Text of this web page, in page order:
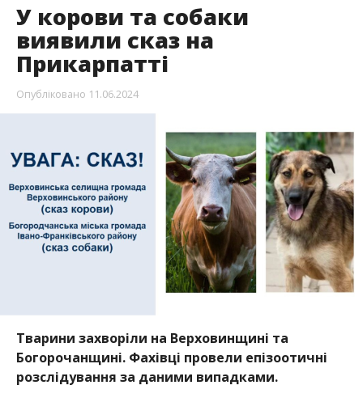
У корови та собаки
виявили сказ на
Прикарпатті
Опубліковано 11.06.2024
Тварини захворіли на Верховинщині та
Богорочанщині. Фахівці провели епізоотичні
розслідування за даними випадками.